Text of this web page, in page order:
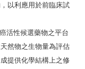
以利應用於前臨床試
活性候選藥物之平台
然物之生物量為評估
提供化學結構上之修